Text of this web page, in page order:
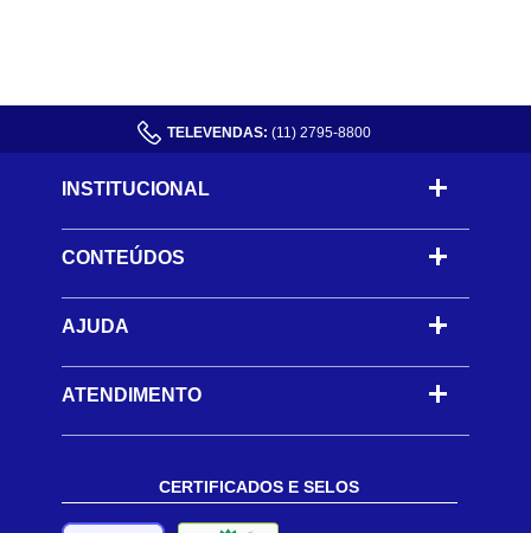
TELEVENDAS: (11) 2795-8800
INSTITUCIONAL
CONTEÚDOS -
AJUDA -
ATENDIMENTO
CERTIFICADOS E SELOS